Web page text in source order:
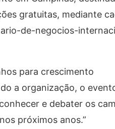
gratuitas, mediante
de-negocios-
para crescimento
a organização, o
e debater os
próximos anos.”